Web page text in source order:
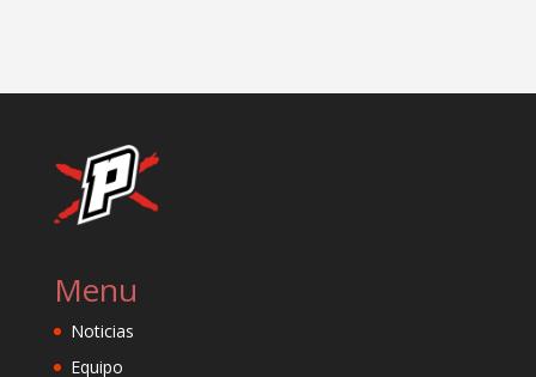
Menu
Noticias
Equipo